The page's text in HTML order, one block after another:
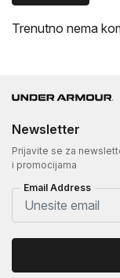
Trenutno nema
Newsletter
Prijavite se za
i promocijama
Email Address